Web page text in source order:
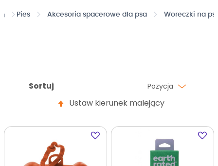
Pies Akcesoria spacerowe dla psa Woreczki na
Sortuj Pozycja
Ustaw kierunek malejący
Dodaj
do
Dodaj
do